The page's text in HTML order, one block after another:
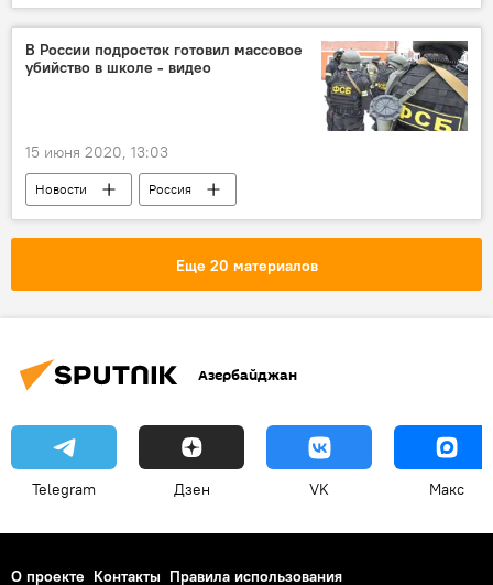
Азербайджан
Зейнаб Мамедъярова
Шахматы
В России подросток готовил массовое
убийство в школе - видео
15 июня 2020, 13:03
Новости Россия
Еще 20 материалов
Азербайджан
Telegram Дзен VK Макс
О проекте Контакты Правила использования